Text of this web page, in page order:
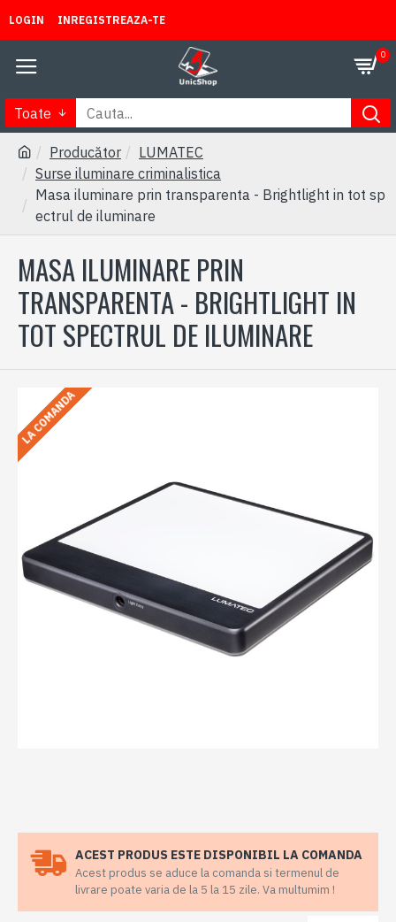
LOGIN INREGISTREAZA-TE
0
Toate
Producător
LUMATEC
Surse iluminare criminalistica
Masa iluminare prin transparenta - Brightlight in tot sp
ectrul de iluminare
MASA ILUMINARE PRIN
TRANSPARENTA - BRIGHTLIGHT IN
TOT SPECTRUL DE ILUMINARE
LA COMANDA
ACEST PRODUS ESTE DISPONIBIL LA COMANDA
Acest produs se aduce la comanda si termenul de
livrare poate varia de la 5 la 15 zile. Va multumim !